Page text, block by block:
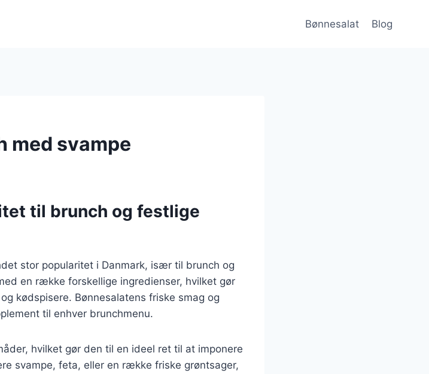
Bønnesalat Blog
med svampe
til brunch og festlige
stor popularitet i Danmark, især til brunch og
en række forskellige ingredienser, hvilket gør
kødspisere. Bønnesalatens friske smag og
til enhver brunchmenu.
hvilket gør den til en ideel ret til at imponere
svampe, feta, eller en række friske grøntsager,